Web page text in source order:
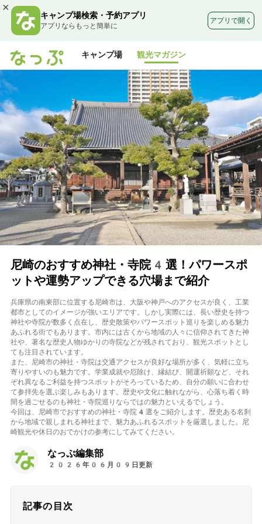
×
キャンプ場検索・予約アプリ
アプリならもっと簡単に
アプリで開く
キャンプ場 観光マガジン
尼崎のおすすめ神社・寺院4選！パワースポ
ットや運勢アップできる穴場まで紹介
兵庫県の南東部に位置する尼崎市は、大阪や神戸へのアクセスが良く、工業
都市としてのイメージが強いエリアです。しかし実際には、長い歴史を持つ
神社や寺院が数多く点在し、歴史散策やパワースポット巡りを楽しめる魅力
あふれる街でもあります。市内には古くから地域の人々に信仰されてきた神
社や、著名な歴史人物ゆかりの寺院などが残されており、観光スポットとし
ても注目されています。
また、尼崎市の神社・寺院は交通アクセスが良好な場所が多く、気軽に立ち
寄りやすいのも魅力です。学業成就や厄除け、縁結び、開運祈願など、それ
ぞれ異なるご利益を持つスポットがそろっているため、自分の願いに合わせ
て参拝先を選ぶ楽しみもあります。歴史や文化に触れながら、心落ち着く時
間を過ごせるのも神社・寺院巡りならではの魅力といえるでしょう。
今回は、尼崎市でおすすめの神社・寺院4選をご紹介します。歴史ある名刹
から地域で親しまれる神社まで、魅力あふれるスポットを厳選しました。尼
崎観光や休日のおでかけの参考にしてみてください。
なっぷ編集部
2026年06月09日更新
記事の目次